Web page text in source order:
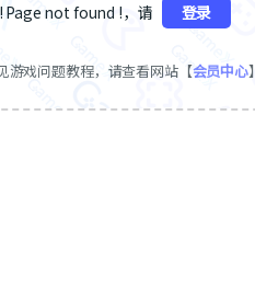
Page not found !，请 登录
游戏问题教程，请查看网站【会员中心】